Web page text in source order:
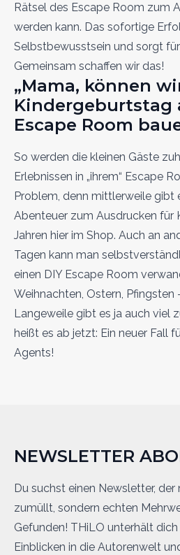
Rätsel des Escape Room zum
werden kann. Das sofortige
Selbstbewusstsein und sorgt
Gemeinsam schaffen wir das!
„Mama, können
Kindergeburtstag
Escape Room
So werden die kleinen Gäste
Erlebnissen in „ihrem“ Escape
Problem, denn mittlerweile gibt
Abenteuer zum Ausdrucken für
Jahren hier im Shop. Auch an
Tagen kann man
einen DIY Escape Room
Weihnachten, Ostern,
Langeweile gibt es ja auch viel
heißt es ab jetzt: Ein neuer Fall
Agents!
NEWSLETTER
Du suchst einen Newsletter,
zumüllt, sondern echten
Gefunden! THiLO unterhält
Einblicken in die Autorenwelt